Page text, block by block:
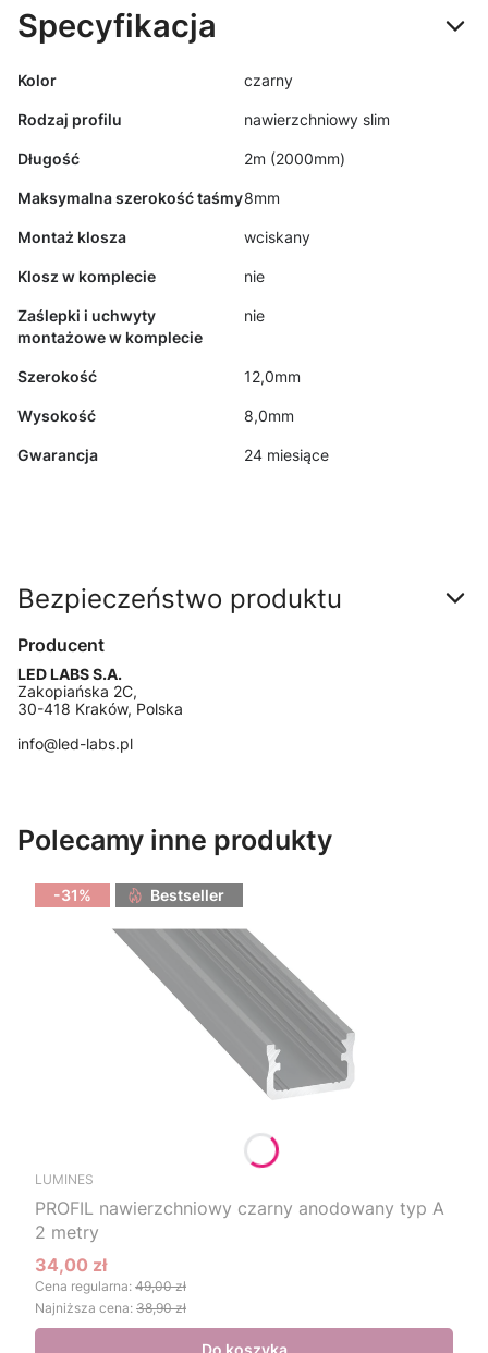
Specyfikacja
Kolor czarny
Rodzaj profilu nawierzchniowy slim
Długość 2m (2000mm)
Maksymalna szerokość taśmy8mm
Montaż klosza wciskany
Klosz w komplecie nie
Zaślepki i uchwyty
montażowe w komplecie
nie
Szerokość 12,0mm
Wysokość 8,0mm
Gwarancja 24 miesiące
Bezpieczeństwo produktu
Producent
LED LABS S.A.
Zakopiańska 2C,
30-418 Kraków, Polska
info@led-labs.pl
Polecamy inne produkty
-31% Bestseller
LUMINES
PROFIL nawierzchniowy czarny anodowany typ A
2 metry
Cena promocyjna
34,00 zł
Cena regularna: 49,00 zł
Najniższa cena: 38,90 zł
Do koszyka